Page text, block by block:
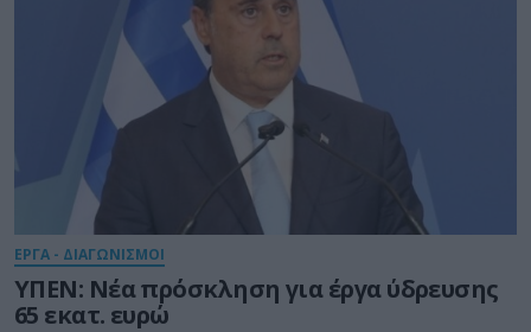
ΕΡΓΑ - ΔΙΑΓΩΝΙΣΜΟΙ
ΥΠΕΝ: Νέα πρόσκληση για έργα ύδρευσης
65 εκατ. ευρώ